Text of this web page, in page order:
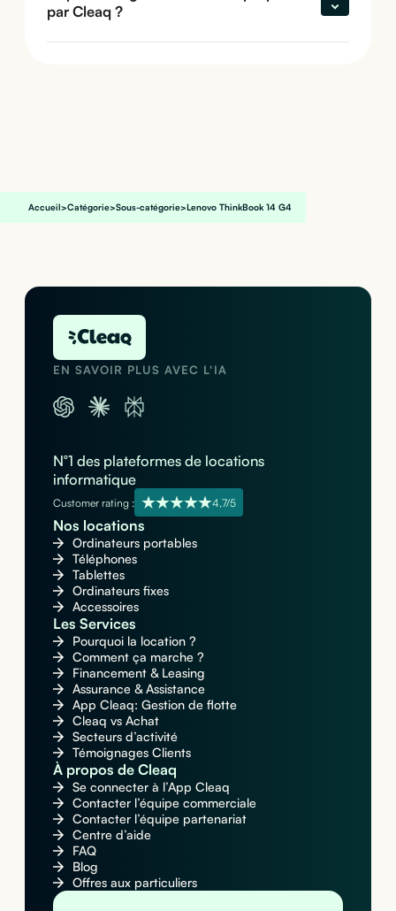
par Cleaq ?
Accueil>Catégorie>Sous-catégorie>Lenovo ThinkBook 14 G4
EN SAVOIR PLUS AVEC L'IA
N°1 des plateformes de locations
informatique
Customer rating : 4,7/5
Nos locations
Ordinateurs portables
Téléphones
Tablettes
Ordinateurs fixes
Accessoires
Les Services
Pourquoi la location ?
Comment ça marche ?
Financement & Leasing
Assurance & Assistance
App Cleaq: Gestion de flotte
Cleaq vs Achat
Secteurs d’activité
Témoignages Clients
À propos de Cleaq
Se connecter à l’App Cleaq
Contacter l’équipe commerciale
Contacter l’équipe partenariat
Centre d’aide
FAQ
Blog
Offres aux particuliers